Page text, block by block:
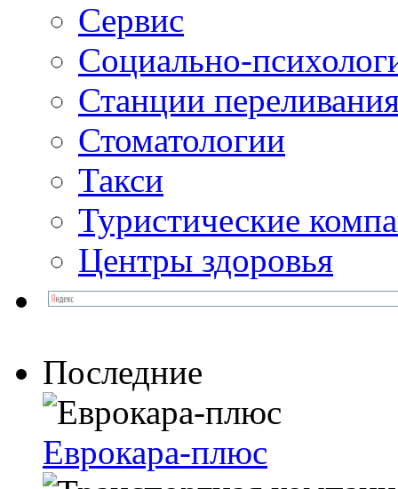
Сервис
Социально-
Станции
Стоматологии
Такси
Туристические
Центры здоровья
Последние
Еврокара-плюс